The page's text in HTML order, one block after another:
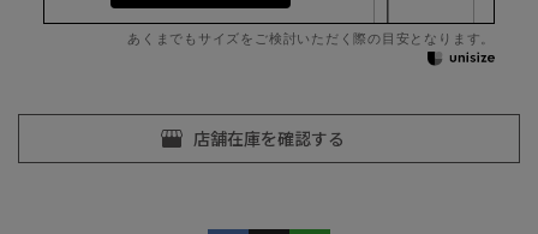
あくまでもサイズをご検討いただく際の目安となります。